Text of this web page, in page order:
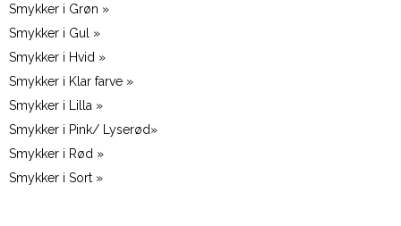
Smykker i Grøn »
Smykker i Gul »
Smykker i Hvid »
Smykker i Klar farve »
Smykker i Lilla »
Smykker i Pink/ Lyserød»
Smykker i Rød »
Smykker i Sort »